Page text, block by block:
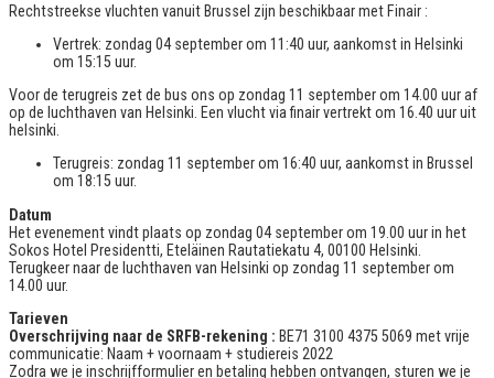
Rechtstreekse vluchten vanuit Brussel zijn beschikbaar met Finair :
Vertrek: zondag 04 september om 11:40 uur, aankomst in Helsinki
om 15:15 uur.
Voor de terugreis zet de bus ons op zondag 11 september om 14.00 uur af
op de luchthaven van Helsinki. Een vlucht via finair vertrekt om 16.40 uur uit
helsinki.
Terugreis: zondag 11 september om 16:40 uur, aankomst in Brussel
om 18:15 uur.
Datum
Het evenement vindt plaats op zondag 04 september om 19.00 uur in het
Sokos Hotel Presidentti, Eteläinen Rautatiekatu 4, 00100 Helsinki.
Terugkeer naar de luchthaven van Helsinki op zondag 11 september om
14.00 uur.
Tarieven
Overschrijving naar de SRFB-rekening : BE71 3100 4375 5069 met vrije
communicatie: Naam + voornaam + studiereis 2022
Zodra we je inschrijfformulier en betaling hebben ontvangen, sturen we je